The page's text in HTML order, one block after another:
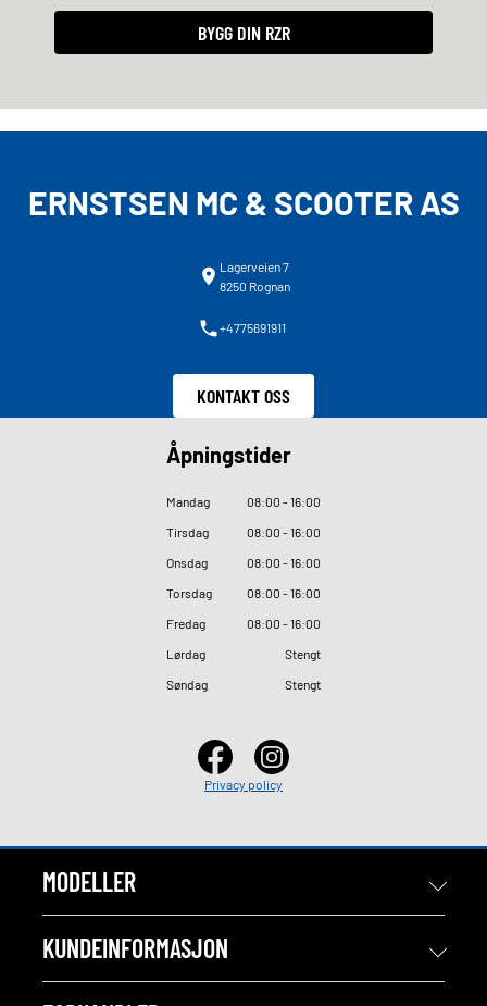
BYGG DIN RZR
ERNSTSEN MC & SCOOTER AS
Lagerveien 7
8250 Rognan
+4775691911
KONTAKT OSS
Åpningstider
Mandag 08:00 - 16:00
Tirsdag
08:00 - 16:00
Onsdag
08:00 - 16:00
Torsdag
08:00 - 16:00
Fredag
08:00 - 16:00
Lørdag
Stengt
Søndag
Stengt
Privacy policy
MODELLER
KUNDEINFORMASJON